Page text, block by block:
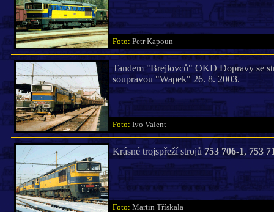
Foto: Petr Kapoun
Tandem "Brejlovců" OKD Dopravy se
soupravou "Wapek" 26. 8. 2003.
Foto: Ivo Valent
Krásné trojspřeží strojů 753 706-1, 753
Foto: Martin Třískala